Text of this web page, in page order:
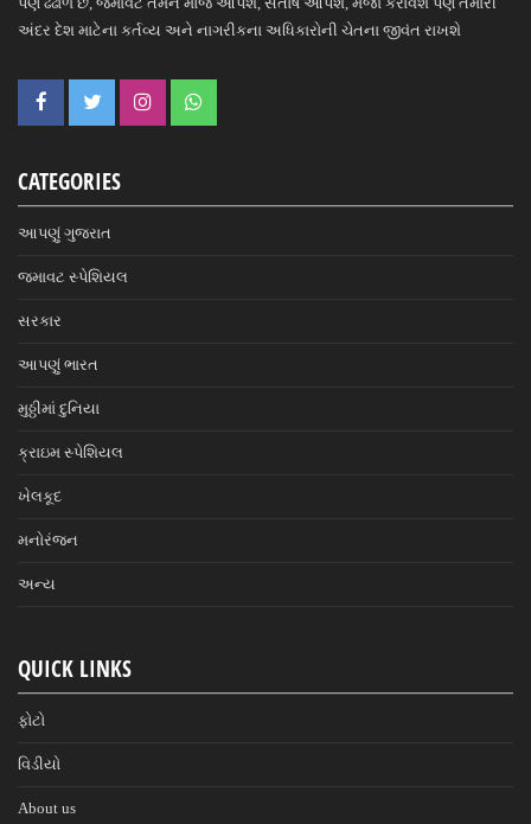
અંદર દેશ માટેના કર્તવ્ય અને નાગરીકના અધિકારોની ચેતના જીવંત રાખશે
CATEGORIES
આપણું ગુજરાત
જમાવટ સ્પેશિયલ
સરકાર
આપણું ભારત
મુઠ્ઠીમાં દુનિયા
ક્રાઇમ સ્પેશિયલ
ખેલકૂદ
મનોરંજન
અન્ય
QUICK LINKS
ફોટો
વિડીયો
About us